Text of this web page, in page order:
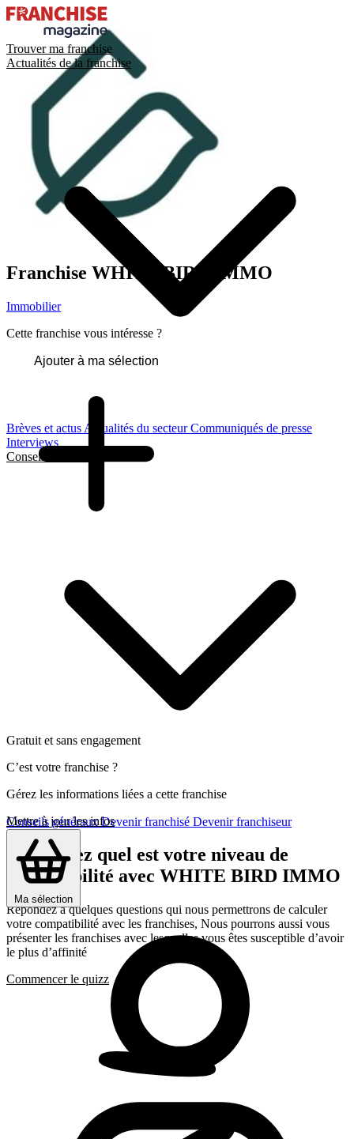
Trouver ma franchise
Actualités de la franchise
Brèves et actus Actualités du secteurCommuniqués de presse
Interviews
Conseils et Guides
Conseils générauxDevenir franchisé Devenir franchiseur
Ma sélection
Franchise WHITE BIRD IMMO
Immobilier
Cette franchise vous intéresse ?
Ajouter à ma sélection
Gratuit et sans engagement
C’est votre franchise ?
Gérez les informations liées a cette franchise
Mettre à jour les infos
Découvrez quel est votre niveau de
compatibilité avec WHITE BIRD IMMO
Répondez a quelques questions qui nous permettrons de calculer
votre compatibilité avec les franchises, Nous pourrons aussi vous
présenter les franchises avec lesquelles vous êtes susceptible d’avoir
le plus d’affinité
Commencer le quizz